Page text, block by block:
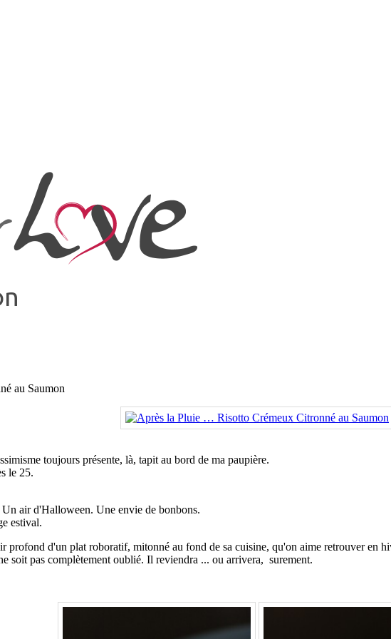
au Saumon
toujours présente, là, tapit au bord de ma paupière.
le 25.
air d'Halloween. Une envie de bonbons.
estival.
profond d'un plat roboratif, mitonné au fond de sa cuisine, qu'on aime retrouver en
soit pas complètement oublié. Il reviendra ... ou arrivera, surement.